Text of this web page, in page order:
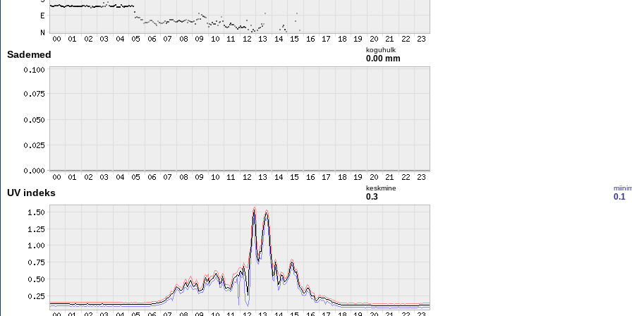
Sademed koguhulk
0.00 mm
UV indeks keskmine
0.3 0.1